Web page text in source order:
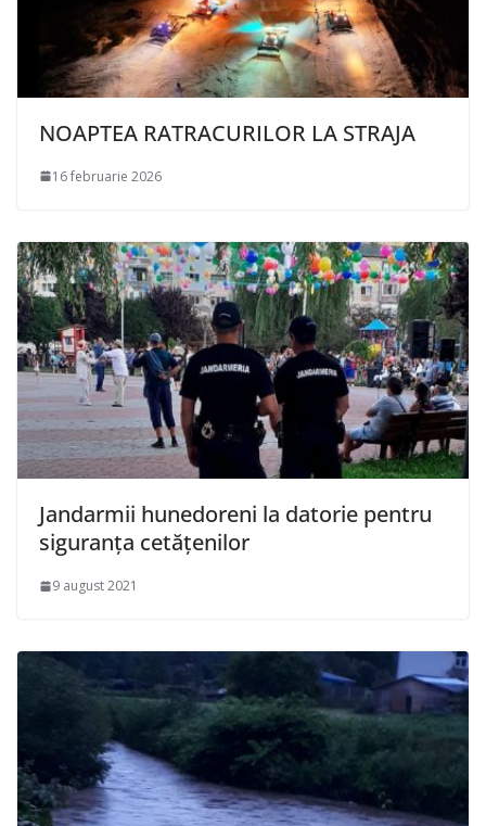
NOAPTEA RATRACURILOR LA STRAJA
16 februarie 2026
Jandarmii hunedoreni la datorie pentru
siguranța cetățenilor
9 august 2021